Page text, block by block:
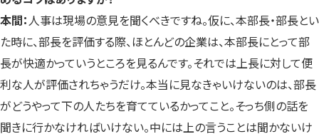
本間：人事は現場の意見を聞くべきですね。仮に、本部長・部長とい
た時に、部長を評価する際、ほとんどの企業は、本部長にとって部
長が快適かっていうところを見るんです。それでは上長に対して便
利な人が評価されちゃうだけ。本当に見なきゃいけないのは、部長
がどうやって下の人たちを育てているかってこと。そっち側の話を
聞きに行かなければいけない。中には上の言うことは聞かないけ